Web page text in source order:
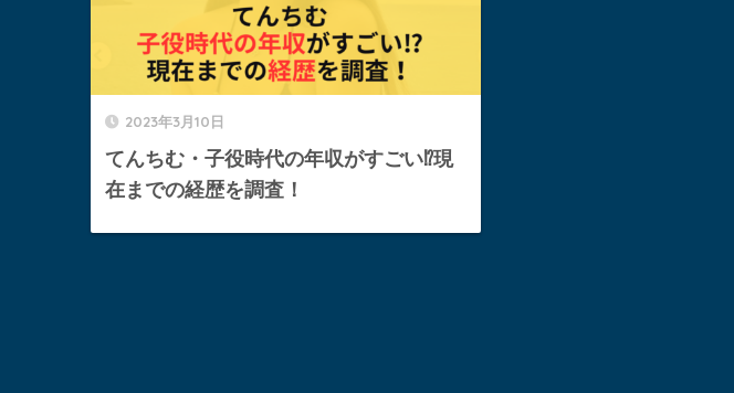
2023年3月10日
てんちむ・子役時代の年収がすごい⁉︎現
在までの経歴を調査！